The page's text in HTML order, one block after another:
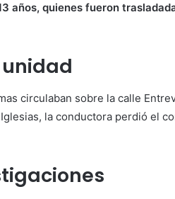
años, quienes fueron
circulaban sobre la calle
la conductora perdió el